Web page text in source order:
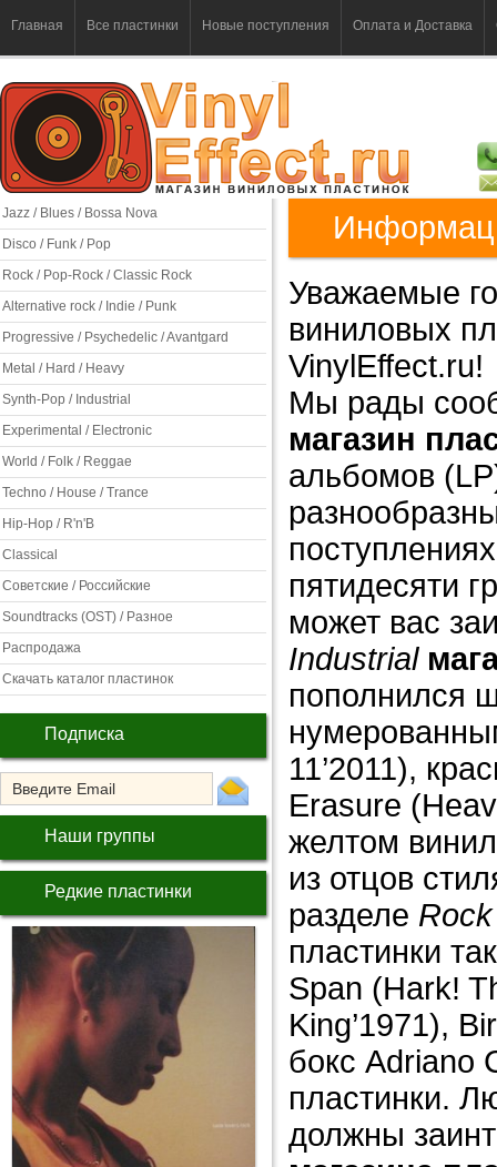
Главная Все пластинки Новые поступления Оплата и Доставка
Jazz / Blues / Bossa Nova
Disco / Funk / Pop
Rock / Pop-Rock / Classic Rock
Alternative rock / Indie / Punk
Progressive / Psychedelic / Avantgard
Metal / Hard / Heavy
Synth-Pop / Industrial
Experimental / Electronic
World / Folk / Reggae
Techno / House / Trance
Hip-Hop / R'n'B
Classical
Советские / Российские
Soundtracks (OST) / Разное
Распродажа
Скачать каталог пластинок
Подписка
Наши группы
Редкие пластинки
Уважаемые
виниловых
Мы рады
магазин
альбомов
пятидесяти
может вас
Industrial
пополнился
11’2011),
Erasure
желтом
из отцов
разделе Rock
пластинки
Span (Hark!
King’1971),
бокс Adriano
пластинки.
должны